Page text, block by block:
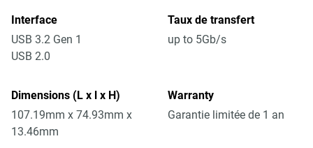
Interface
USB 3.2 Gen 1
USB 2.0
Taux de transfert
up to 5Gb/s
Dimensions (L x l x H)
107.19mm x 74.93mm x
13.46mm
Warranty
Garantie limitée de 1 an